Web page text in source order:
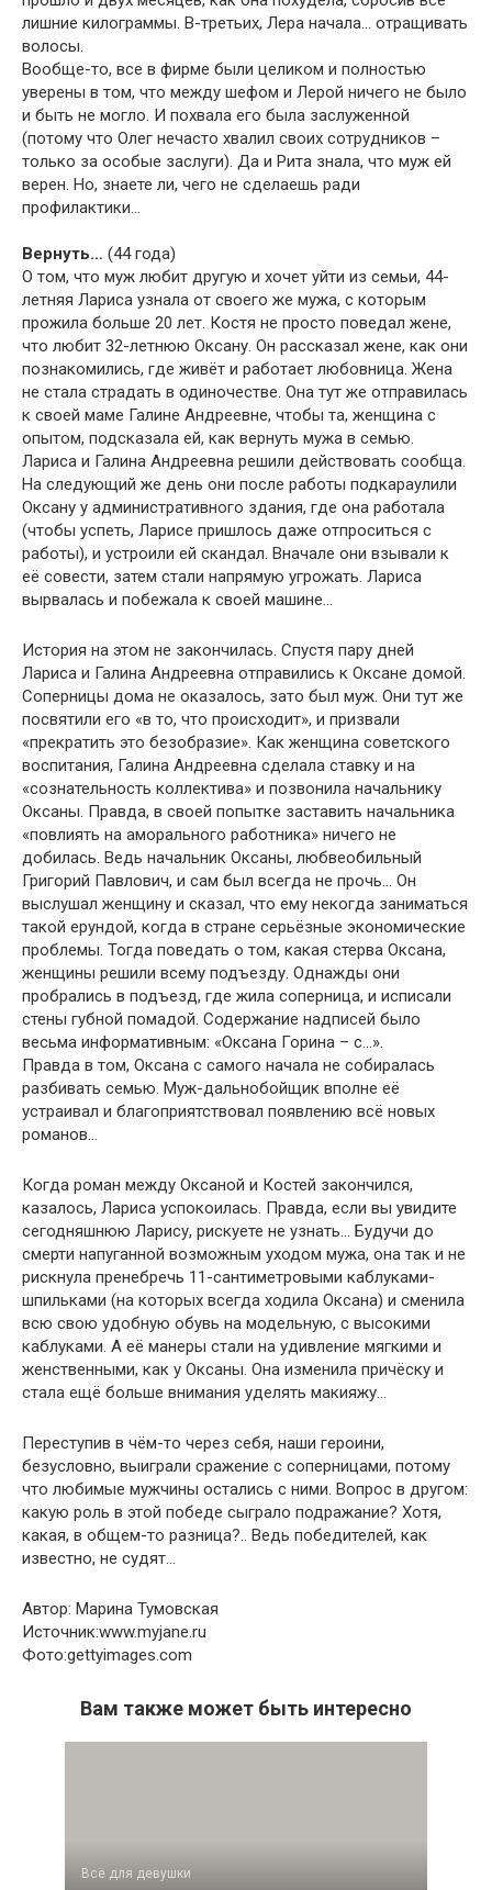
лишние килограммы. В-третьих, Лера начала… отращивать
волосы.
Вообще-то, все в фирме были целиком и полностью
уверены в том, что между шефом и Лерой ничего не было
и быть не могло. И похвала его была заслуженной
(потому что Олег нечасто хвалил своих сотрудников –
только за особые заслуги). Да и Рита знала, что муж ей
верен. Но, знаете ли, чего не сделаешь ради
профилактики…
Вернуть… (44 года)
О том, что муж любит другую и хочет уйти из семьи, 44-
летняя Лариса узнала от своего же мужа, с которым
прожила больше 20 лет. Костя не просто поведал жене,
что любит 32-летнюю Оксану. Он рассказал жене, как они
познакомились, где живёт и работает любовница. Жена
не стала страдать в одиночестве. Она тут же отправилась
к своей маме Галине Андреевне, чтобы та, женщина с
опытом, подсказала ей, как вернуть мужа в семью.
Лариса и Галина Андреевна решили действовать сообща.
На следующий же день они после работы подкараулили
Оксану у административного здания, где она работала
(чтобы успеть, Ларисе пришлось даже отпроситься с
работы), и устроили ей скандал. Вначале они взывали к
её совести, затем стали напрямую угрожать. Лариса
вырвалась и побежала к своей машине…
История на этом не закончилась. Спустя пару дней
Лариса и Галина Андреевна отправились к Оксане домой.
Соперницы дома не оказалось, зато был муж. Они тут же
посвятили его «в то, что происходит», и призвали
«прекратить это безобразие». Как женщина советского
воспитания, Галина Андреевна сделала ставку и на
«сознательность коллектива» и позвонила начальнику
Оксаны. Правда, в своей попытке заставить начальника
«повлиять на аморального работника» ничего не
добилась. Ведь начальник Оксаны, любвеобильный
Григорий Павлович, и сам был всегда не прочь… Он
выслушал женщину и сказал, что ему некогда заниматься
такой ерундой, когда в стране серьёзные экономические
проблемы. Тогда поведать о том, какая стерва Оксана,
женщины решили всему подъезду. Однажды они
пробрались в подъезд, где жила соперница, и исписали
стены губной помадой. Содержание надписей было
весьма информативным: «Оксана Горина – с…».
Правда в том, Оксана с самого начала не собиралась
разбивать семью. Муж-дальнобойщик вполне её
устраивал и благоприятствовал появлению всё новых
романов…
Когда роман между Оксаной и Костей закончился,
казалось, Лариса успокоилась. Правда, если вы увидите
сегодняшнюю Ларису, рискуете не узнать… Будучи до
смерти напуганной возможным уходом мужа, она так и не
рискнула пренебречь 11-сантиметровыми каблуками-
шпильками (на которых всегда ходила Оксана) и сменила
всю свою удобную обувь на модельную, с высокими
каблуками. А её манеры стали на удивление мягкими и
женственными, как у Оксаны. Она изменила причёску и
стала ещё больше внимания уделять макияжу…
Переступив в чём-то через себя, наши героини,
безусловно, выиграли сражение с соперницами, потому
что любимые мужчины остались с ними. Вопрос в другом:
какую роль в этой победе сыграло подражание? Хотя,
какая, в общем-то разница?.. Ведь победителей, как
известно, не судят…
Автор: Марина Тумовская
Источник:www.myjane.ru
Фото:gettyimages.com
Вам также может быть интересно
Всё для девушки